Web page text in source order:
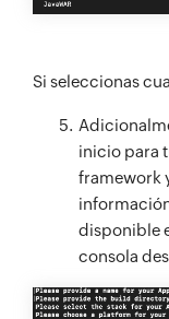
Si seleccionas
inicio para
framework
disponible
consola